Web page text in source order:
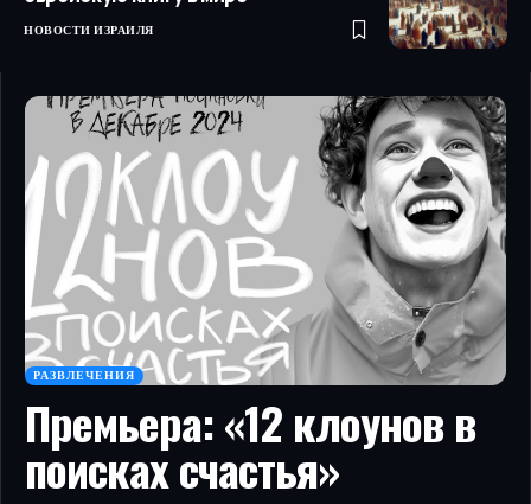
НОВОСТИ ИЗРАИЛЯ
РАЗВЛЕЧЕНИЯ
Премьера: «12 клоунов в
поисках счастья»